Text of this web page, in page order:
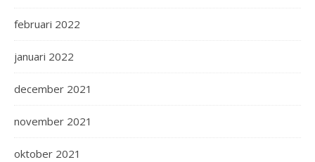
februari 2022
januari 2022
december 2021
november 2021
oktober 2021